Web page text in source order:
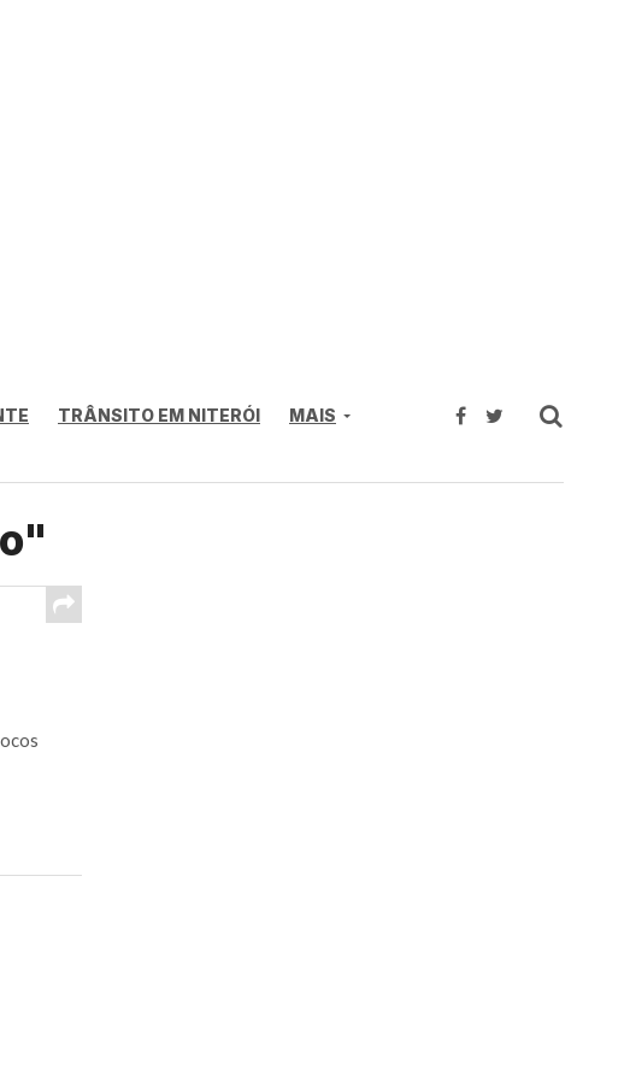
TRÂNSITO EM NITERÓI MAIS